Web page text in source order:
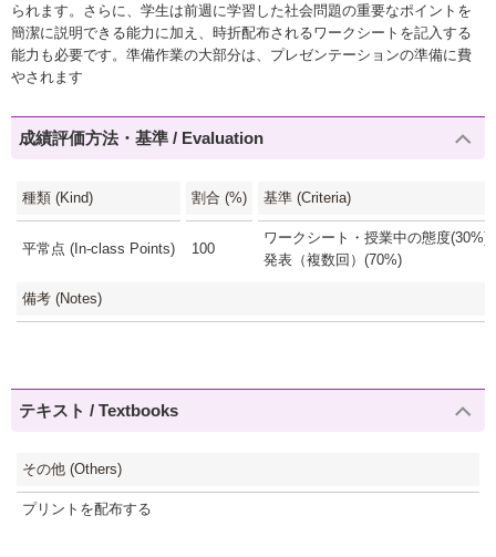
られます。さらに、学生は前週に学習した社会問題の重要なポイントを
簡潔に説明できる能力に加え、時折配布されるワークシートを記入する
能力も必要です。準備作業の大部分は、プレゼンテーションの準備に費
やされます
成績評価方法・基準 / Evaluation
種類 (Kind) 割合 (%) 基準 (Criteria)
平常点 (In-class Points) 100
ワークシート・授業中の態度(30%)
発表（複数回）(70%)
備考 (Notes)
テキスト / Textbooks
その他 (Others)
プリントを配布する